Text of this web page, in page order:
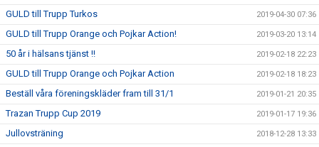
GULD till Trupp Turkos 2019-04-30 07:36
GULD till Trupp Orange och Pojkar Action! 2019-03-20 13:14
50 år i hälsans tjänst !! 2019-02-18 22:23
GULD till Trupp Orange och Pojkar Action 2019-02-18 18:23
Beställ våra föreningskläder fram till 31/1 2019-01-21 20:35
Trazan Trupp Cup 2019 2019-01-17 19:36
Jullovsträning 2018-12-28 13:33